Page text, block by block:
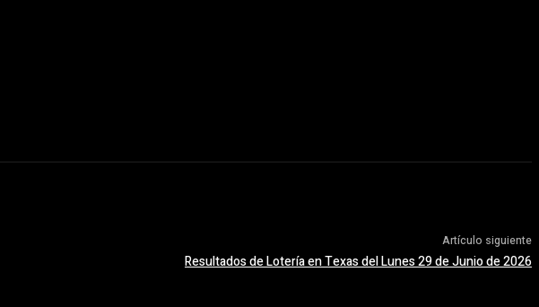
Artículo siguiente
Resultados de Lotería en Texas del Lunes 29 de Junio de 2026